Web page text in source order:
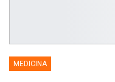
IN...
MEDICINA